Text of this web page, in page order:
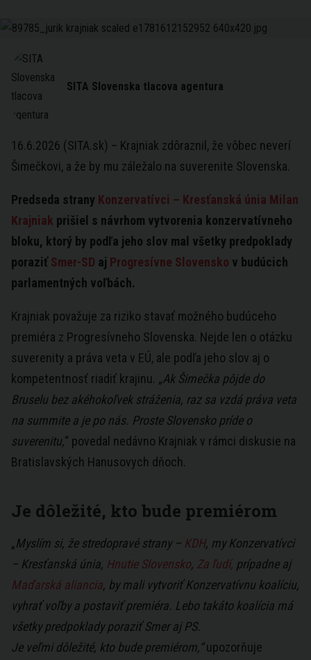
SITA Slovenska tlacova agentura
16.6.2026 (SITA.sk) – Krajniak zdôraznil, že vôbec neverí
Šimečkovi, a že by mu záležalo na suverenite Slovenska.
Predseda strany Konzervatívci – Kresťanská únia Milan
Krajniak prišiel s návrhom vytvorenia konzervatívneho
bloku, ktorý by podľa jeho slov mal všetky predpoklady
poraziťSmer-SD aj Progresívne Slovensko v budúcich
parlamentných voľbách.
Krajniak považuje za riziko stavať možného budúceho
premiéra z Progresívneho Slovenska. Nejde len o otázku
suverenity a práva veta v EÚ, ale podľa jeho slov aj o
kompetentnosť riadiť krajinu. „Ak Šimečka pôjde do
Bruselu bez akéhokoľvek stráženia, raz sa vzdá práva veta
na summite a je po nás. Proste Slovensko príde o
suverenitu,“ povedal nedávno Krajniak v rámci diskusie na
Bratislavských Hanusovych dňoch.
Je dôležité, kto bude premiérom
„Myslím si, že stredopravé strany – KDH, my Konzervatívci
– Kresťanská únia, Hnutie Slovensko, Za ľudí, prípadne aj
Maďarská aliancia, by mali vytvoriť Konzervatívnu koalíciu,
vyhrať voľby a postaviť premiéra. Lebo takáto koalícia má
všetky predpoklady poraziť Smer aj PS.
Je veľmi dôležité, kto bude premiérom,“upozorňuje